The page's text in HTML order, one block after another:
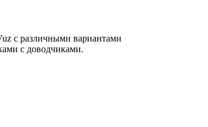
с различными вариантами
с доводчиками.